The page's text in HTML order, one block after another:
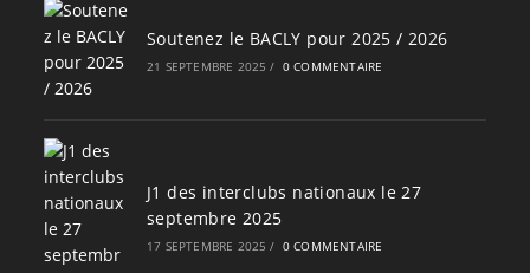
Soutenez le BACLY pour 2025 / 2026
21 SEPTEMBRE 2025 / 0 COMMENTAIRE
J1 des interclubs nationaux le 27
septembre 2025
17 SEPTEMBRE 2025 / 0 COMMENTAIRE